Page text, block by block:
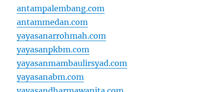
antampalembang.com
antammedan.com
yayasanarrohmah.com
yayasanpkbm.com
yayasanmambaulirsyad.com
yayasanabm.com